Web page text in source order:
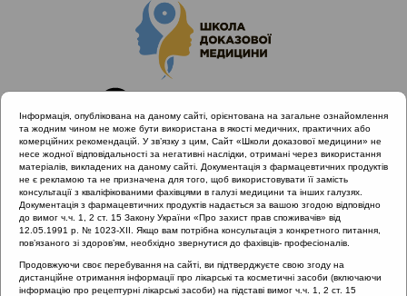
Головна Нормативні документи Ларингіти
Рубрика:
Ларингіти
Інформація, опублікована на даному сайті, орієнтована на загальне ознайомлення
та жодним чином не може бути використана в якості медичних, практичних або
комерційних рекомендацій. У зв’язку з цим, Сайт «Школи доказової медицини» не
несе жодної відповідальності за негативні наслідки, отримані через використання
матеріалів, викладених на даному сайті. Документація з фармацевтичних продуктів
не є рекламою та не призначена для того, щоб використовувати її замість
консультації з кваліфікованими фахівцями в галузі медицини та інших галузях.
Документація з фармацевтичних продуктів надається за вашою згодою відповідно
до вимог ч.ч. 1, 2 ст. 15 Закону України «Про захист прав споживачів» від
12.05.1991 р. № 1023-XII. Якщо вам потрібна консультація з конкретного питання,
пов’язаного зі здоров’ям, необхідно звернутися до фахівців- професіоналів.
Продовжуючи своє перебування на сайті, ви підтверджуєте свою згоду на
дистанційне отримання інформації про лікарські та косметичні засоби (включаючи
інформацію про рецептурні лікарські засоби) на підставі вимог ч.ч. 1, 2 ст. 15